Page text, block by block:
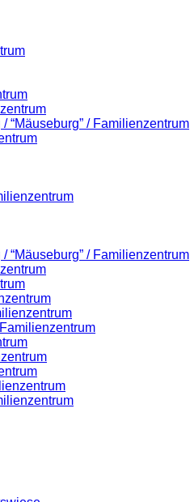
“Mäuseburg” / Familienzentrum
“Mäuseburg” / Familienzentrum